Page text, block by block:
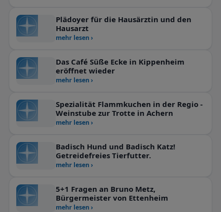
Plädoyer für die Hausärztin und den
Hausarzt
mehr lesen ›
Das Café Süße Ecke in Kippenheim
eröffnet wieder
mehr lesen ›
Spezialität Flammkuchen in der Regio -
Weinstube zur Trotte in Achern
mehr lesen ›
Badisch Hund und Badisch Katz!
Getreidefreies Tierfutter.
mehr lesen ›
5+1 Fragen an Bruno Metz,
Bürgermeister von Ettenheim
mehr lesen ›